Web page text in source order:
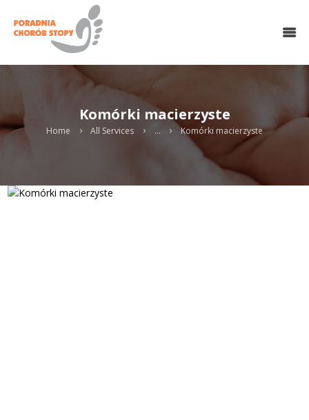
Komórki macierzyste
Home All Services ... Komórki macierzyste
HALUKSY
CHOROBY STOPY
CHIRURGIA MINIINWAZYJNA
MEDYCYNA REGENERACYJNA
KONTAKT